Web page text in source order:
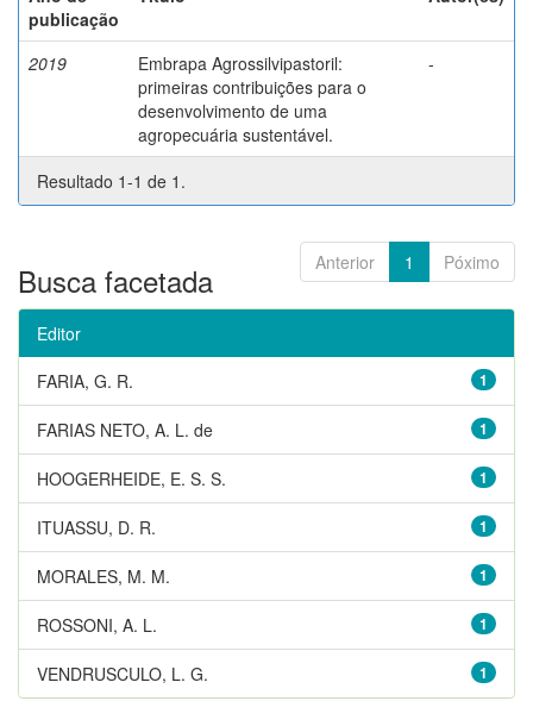
publicação
2019
Embrapa Agrossilvipastoril:
primeiras contribuições para o
desenvolvimento de uma
agropecuária sustentável.
-
Resultado 1-1 de 1.
Anterior 1 Póximo
Busca facetada
Editor
1
FARIA, G. R.
1
FARIAS NETO, A. L. de
1
HOOGERHEIDE, E. S. S.
1
ITUASSU, D. R.
1
MORALES, M. M.
1
ROSSONI, A. L.
1
VENDRUSCULO, L. G.